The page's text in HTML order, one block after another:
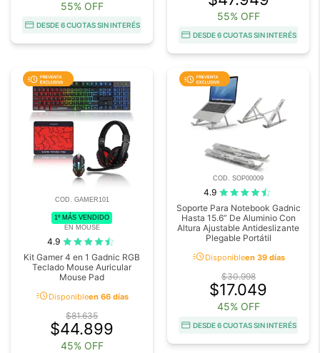
55% OFF
DESDE 6 CUOTAS SIN INTERÉS
55% OFF
DESDE 6 CUOTAS SIN INTERÉS
COD. GAMER101
1º MÁS VENDIDO
EN MOUSE
4.9
Kit Gamer 4 en 1 Gadnic RGB
Teclado Mouse Auricular
Mouse Pad
acuteDisponibleen 66 días
$81.635
$44.899
45% OFF
COD. SOP00009
4.9
Soporte Para Notebook Gadnic
Hasta 15.6” De Aluminio Con
Altura Ajustable Antideslizante
Plegable Portátil
acuteDisponibleen 39 días
$30.998
$17.049
45% OFF
DESDE 6 CUOTAS SIN INTERÉS